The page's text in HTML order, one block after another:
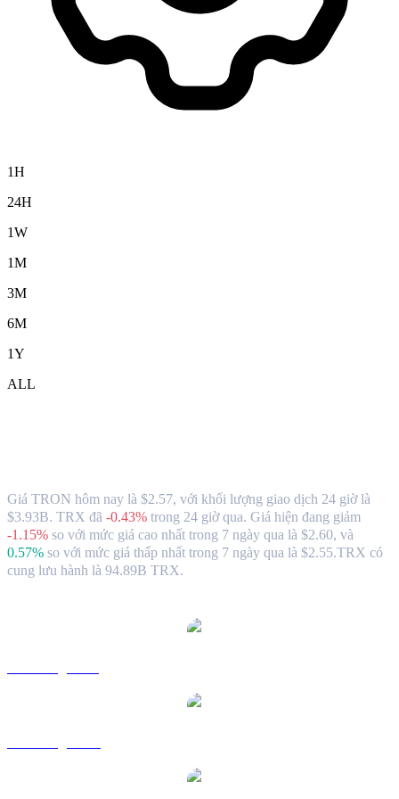
1H
24H
1W
1M
3M
6M
1Y
ALL
Giá TRON hôm nay là $2.57, với khối lượng giao dịch 24 giờ là
$3.93B. TRX đã -0.43% trong 24 giờ qua. Giá hiện đang giảm
-1.15% so với mức giá cao nhất trong 7 ngày qua là $2.60, và
0.57% so với mức giá thấp nhất trong 7 ngày qua là $2.55.TRX có
cung lưu hành là 94.89B TRX.